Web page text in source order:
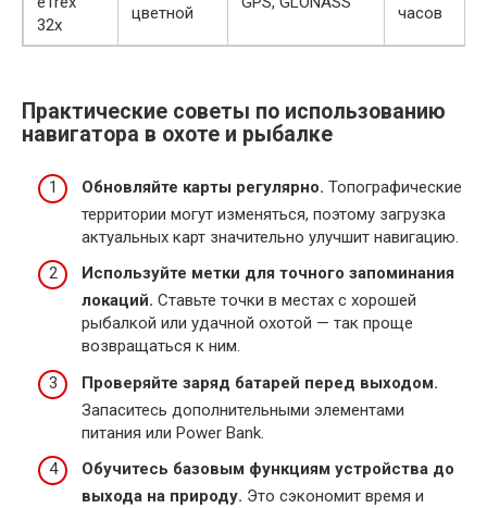
32x
цветной
часов
Практические советы по использованию
навигатора в охоте и рыбалке
Обновляйте карты регулярно. Топографические
территории могут изменяться, поэтому загрузка
актуальных карт значительно улучшит навигацию.
Используйте метки для точного запоминания
локаций. Ставьте точки в местах с хорошей
рыбалкой или удачной охотой — так проще
возвращаться к ним.
Проверяйте заряд батарей перед выходом.
Запаситесь дополнительными элементами
питания или Power Bank.
Обучитесь базовым функциям устройства до
выхода на природу. Это сэкономит время и